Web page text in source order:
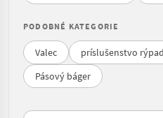
PODOBNÉ KATEGORIE
Valec príslušenstvo
Pásový báger